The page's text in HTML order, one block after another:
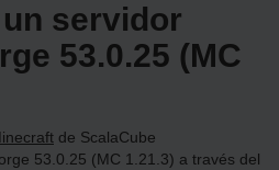
servidor
53.0.25 (MC
de ScalaCube
53.0.25 (MC 1.21.3) a través del